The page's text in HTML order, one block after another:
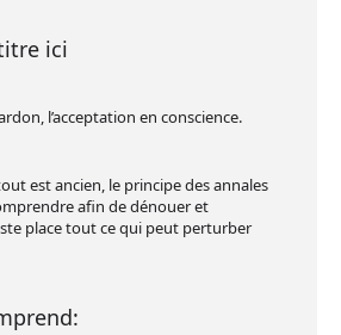
ici
l’acceptation en conscience.
est ancien, le principe des annales
afin de dénouer et
place tout ce qui peut perturber